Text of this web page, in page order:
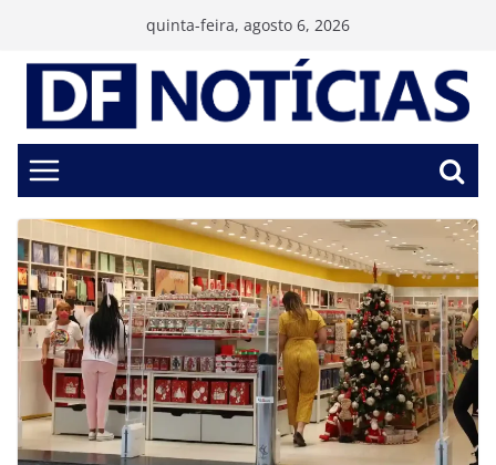
conteúdo
quinta-feira, agosto 6, 2026